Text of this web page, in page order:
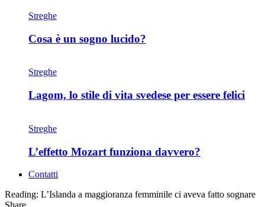
Streghe
Cosa è un sogno lucido?
Streghe
Lagom, lo stile di vita svedese per essere felici
Streghe
L’effetto Mozart funziona davvero?
Contatti
Reading: L’Islanda a maggioranza femminile ci aveva fatto sognare